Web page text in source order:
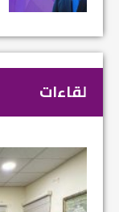
لقاءات